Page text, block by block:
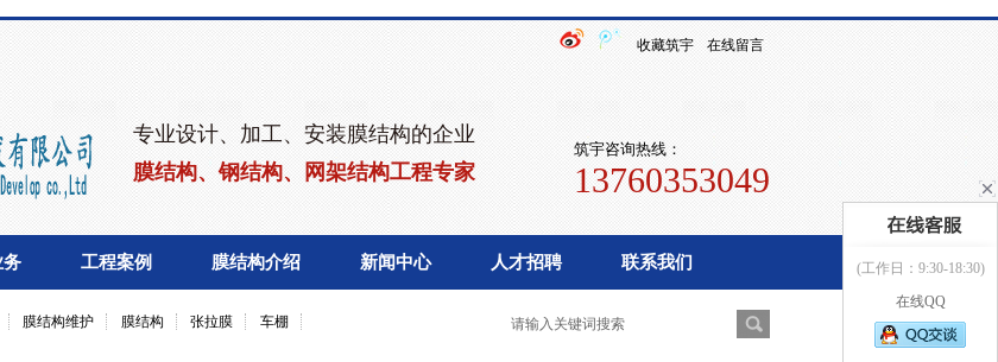
收藏筑宇 在线留言
专业设计、加工、安装膜结构的企业
膜结构、钢结构、网架结构工程专家
筑宇咨询热线：
13760353049
务 工程案例 膜结构介绍 新闻中心 人才招聘 联系我们
膜结构维护 膜结构 张拉膜 车棚
(工作日：9:30-18:30)
在线QQ